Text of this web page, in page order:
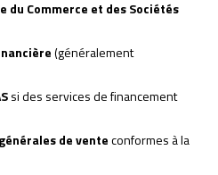
du Commerce et des Sociétés
(généralement
si des services de financement
de venteconformes à la